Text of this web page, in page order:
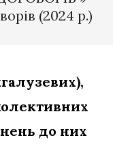
(2024 р.)
до них